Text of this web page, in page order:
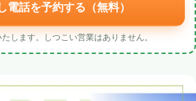
電話を予約する（無料）
します。しつこい営業はありません。